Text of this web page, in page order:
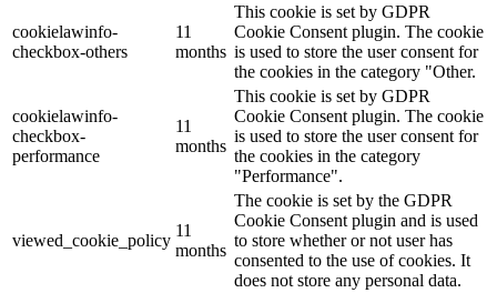
cookielawinfo-
checkbox-others
11
months
This cookie is set by GDPR
Cookie Consent plugin. The cookie
is used to store the user consent for
the cookies in the category "Other.
cookielawinfo-
checkbox-
performance
11
months
This cookie is set by GDPR
Cookie Consent plugin. The cookie
is used to store the user consent for
the cookies in the category
"Performance".
viewed_cookie_policy
11
months
The cookie is set by the GDPR
Cookie Consent plugin and is used
to store whether or not user has
consented to the use of cookies. It
does not store any personal data.